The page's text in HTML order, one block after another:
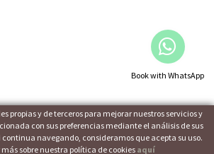
NOTICE | POLÍTICA DE COOKIES | TERMS OF USE
Book with WhatsApp
propias y de terceros para mejorar nuestros servicios y
con sus preferencias mediante el análisis de sus
continua navegando, consideramos que acepta su uso.
más sobre nuestra política de cookies aquí